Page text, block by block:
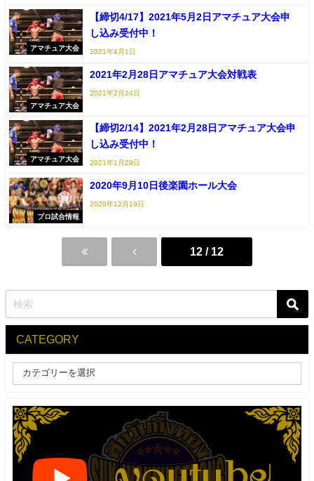
アマチュア大会
【締切4/17】2021年5月2日アマチュア大会申
し込み受付中！
2021年4月1日
アマチュア大会
2021年2月28日アマチュア大会対戦表
2021年2月24日
アマチュア大会
【締切2/14】2021年2月28日アマチュア大会申
し込み受付中！
2021年1月29日
プロ試合情報
2020年9月10日後楽園ホール大会
2020年12月19日
12 / 12
CATEGORY